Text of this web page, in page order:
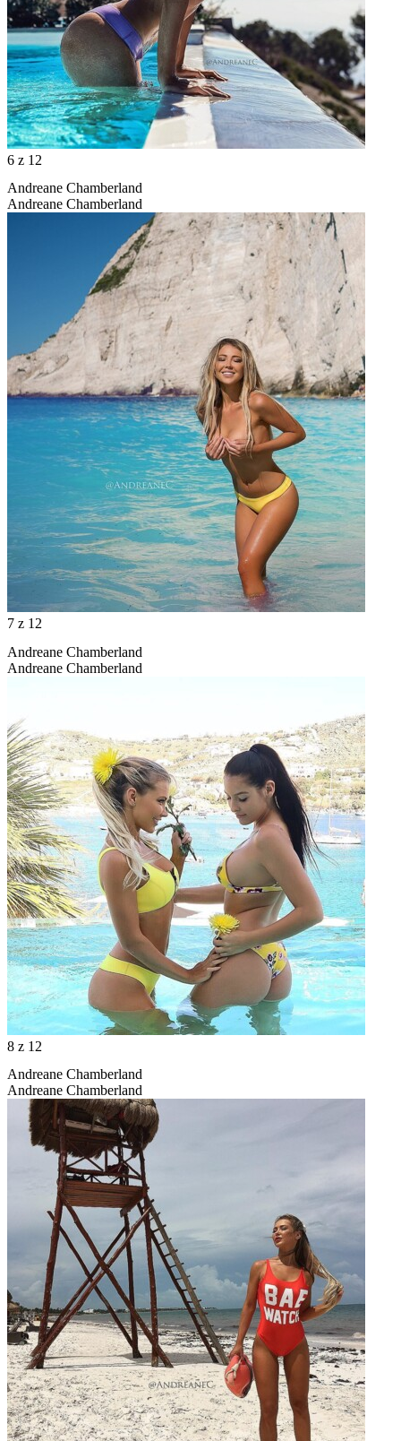
6 z 12
Andreane Chamberland
Andreane Chamberland
7 z 12
Andreane Chamberland
Andreane Chamberland
8 z 12
Andreane Chamberland
Andreane Chamberland